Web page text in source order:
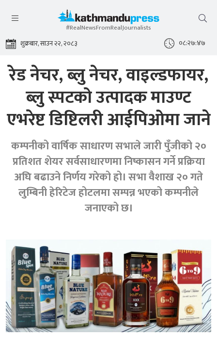
#RealNewsFromRealJournalists
शुक्रबार, साउन २२, २०८३ ०८:२७:४८
रेड नेचर, ब्लु नेचर, वाइल्डफायर,
ब्लु स्पटको उत्पादक माउण्ट
एभरेष्ट डिष्टिलरी आईपिओमा जाने
कम्पनीको वार्षिक साधारण सभाले जारी पुँजीको २०
प्रतिशत शेयर सर्वसाधारणमा निष्कासन गर्ने प्रक्रिया
अघि बढाउने निर्णय गरेको हो। सभा वैशाख २० गते
लुम्बिनी हेरिटेज होटलमा सम्पन्न भएको कम्पनीले
जनाएको छ।